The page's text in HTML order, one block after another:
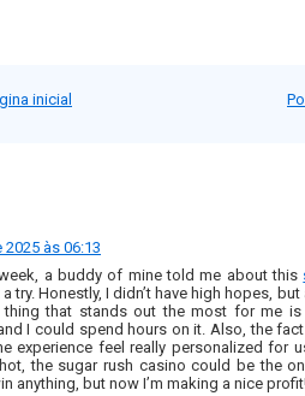
inicial
às 06:13
a buddy of mine told me about this
try. Honestly, I didn’t have high hopes,
thing that stands out the most for me
I could spend hours on it. Also, the
experience feel really personalized for
the sugar rush casino could be the
anything, but now I’m making a nice profit!